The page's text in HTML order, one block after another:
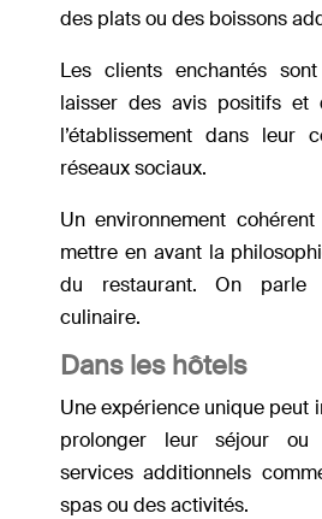
des plats ou des boissons
Les clients enchantés
laisser des avis positifs et
l’établissement dans leur
réseaux sociaux.
Un environnement
mettre en avant la
du restaurant. On parle
culinaire.
Dans les hôtels
Une expérience unique peut
prolonger leur séjour
services additionnels
spas ou des activités.